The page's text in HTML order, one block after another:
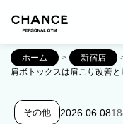
ホーム > 新宿店
肩ボトックスは肩こり改善
その他 2026.06.08